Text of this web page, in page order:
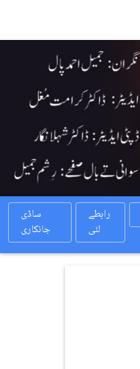
Previous
ساڈی
جانکاری
رابطے
لئی